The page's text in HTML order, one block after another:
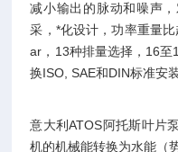
减小输出的脉动和噪声
采，*化设计，功率重量
ar，13种排量选择，16至
换ISO, SAE和DIN标准安装
意大利ATOS阿托斯叶片
机的机械能转换为水能（